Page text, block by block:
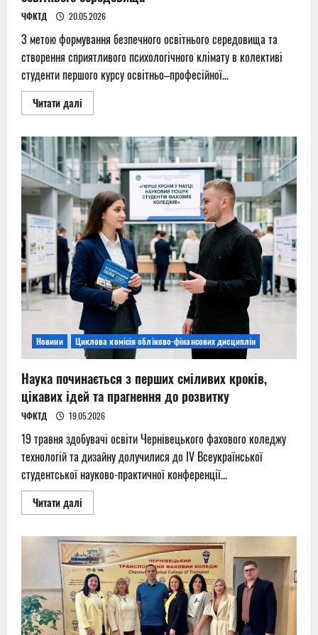
ЧФКТД 20.05.2026
З метою формування безпечного освітнього середовища та
створення сприятливого психологічного клімату в колективі
студенти першого курсу освітньо–професійної...
Читати далі
more
слова
і
дії:
формування
безпечного
освітнього
середовища
Новини Циклова комісія обліково-фінансових дисциплін
Наука починається з перших сміливих кроків,
цікавих ідей та прагнення до розвитку
ЧФКТД 19.05.2026
19 травня здобувачі освіти Чернівецького фахового коледжу
технологій та дизайну долучилися до ІV Всеукраїнської
студентської науково-практичної конференції...
Читати далі
more
починається
з
перших
сміливих
кроків,
цікавих
ідей
та
прагнення
до